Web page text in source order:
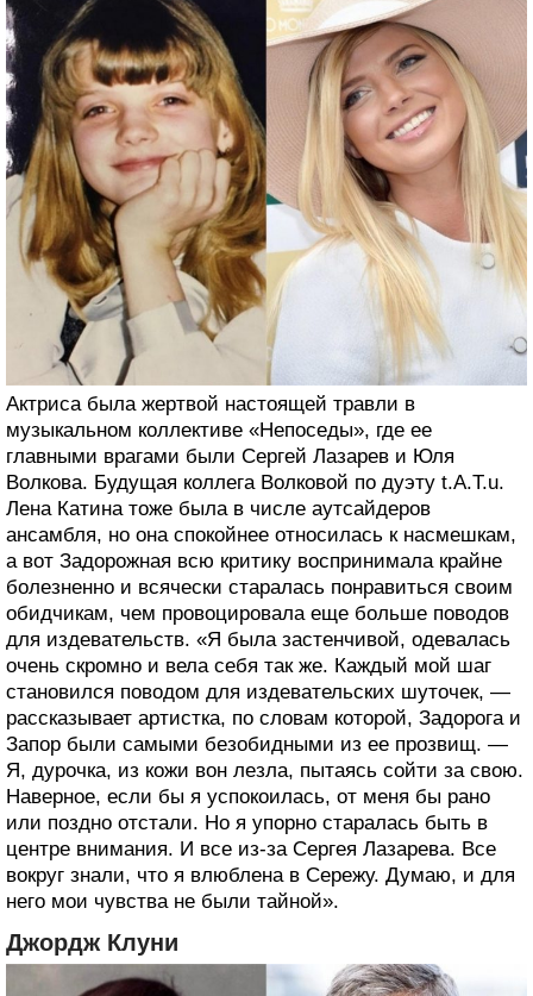
Актриса была жертвой настоящей травли в
музыкальном коллективе «Непоседы», где ее
главными врагами были Сергей Лазарев и Юля
Волкова. Будущая коллега Волковой по дуэту t.A.T.u.
Лена Катина тоже была в числе аутсайдеров
ансамбля, но она спокойнее относилась к насмешкам,
а вот Задорожная всю критику воспринимала крайне
болезненно и всячески старалась понравиться своим
обидчикам, чем провоцировала еще больше поводов
для издевательств. «Я была застенчивой, одевалась
очень скромно и вела себя так же. Каждый мой шаг
становился поводом для издевательских шуточек, —
рассказывает артистка, по словам которой, Задорога и
Запор были самыми безобидными из ее прозвищ. —
Я, дурочка, из кожи вон лезла, пытаясь сойти за свою.
Наверное, если бы я успокоилась, от меня бы рано
или поздно отстали. Но я упорно старалась быть в
центре внимания. И все из-за Сергея Лазарева. Все
вокруг знали, что я влюблена в Сережу. Думаю, и для
него мои чувства не были тайной».
Джордж Клуни